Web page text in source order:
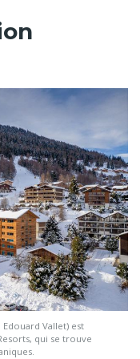
Vallet) est
qui se trouve